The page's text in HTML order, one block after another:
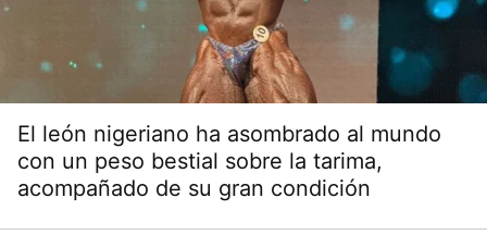
El león nigeriano ha asombrado al mundo
con un peso bestial sobre la tarima,
acompañado de su gran condición